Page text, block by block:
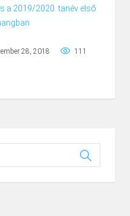
a 2019/2020. tanév első
28, 2018 111